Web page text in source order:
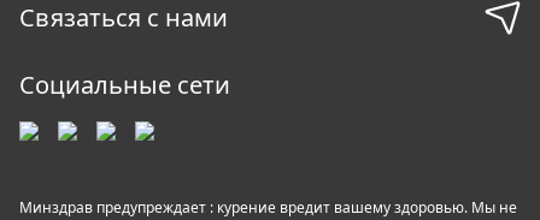
Связаться с нами
Социальные сети
Минздрав предупреждает : курение вредит вашему здоровью. Мы не